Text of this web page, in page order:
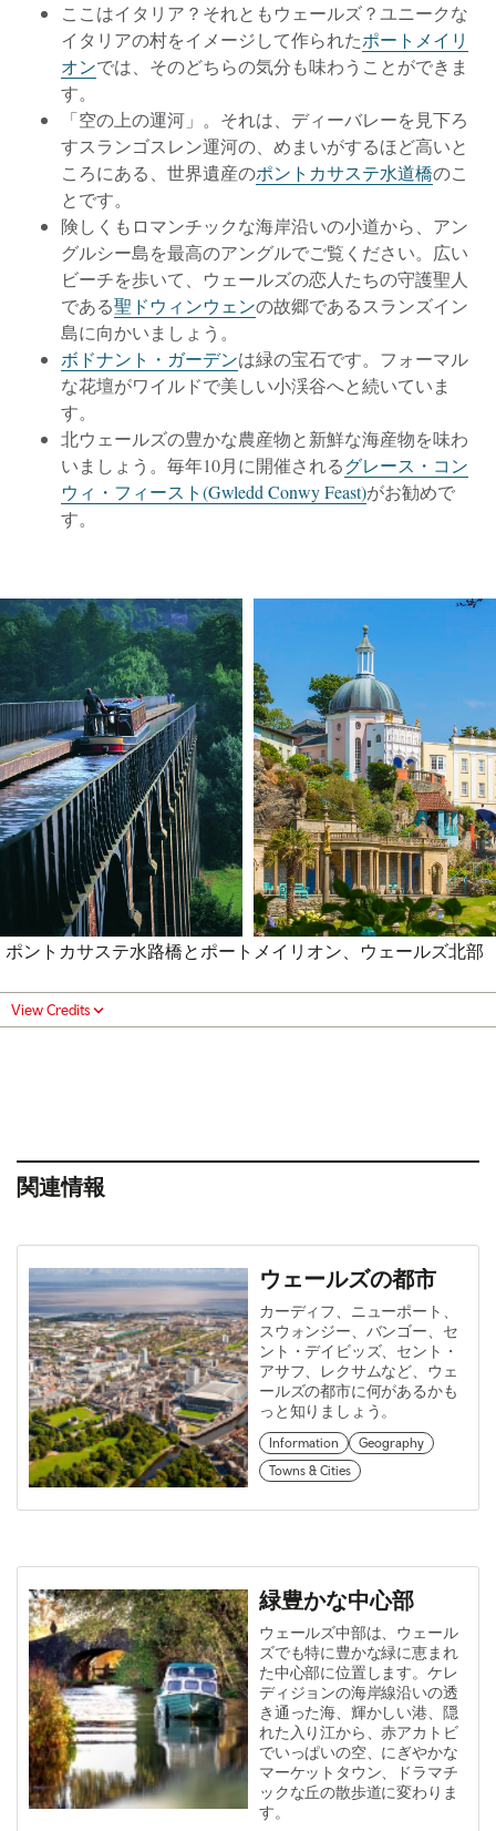
ここはイタリア？それともウェールズ？ユニークな
イタリアの村をイメージして作られたポートメイリ
オンでは、そのどちらの気分も味わうことができま
す。
「空の上の運河」。それは、ディーバレーを見下ろ
すスランゴスレン運河の、めまいがするほど高いと
ころにある、世界遺産のポントカサステ水道橋のこ
とです。
険しくもロマンチックな海岸沿いの小道から、アン
グルシー島を最高のアングルでご覧ください。広い
ビーチを歩いて、ウェールズの恋人たちの守護聖人
である聖ドウィンウェンの故郷であるスランズイン
島に向かいましょう。
ボドナント・ガーデンは緑の宝石です。フォーマル
な花壇がワイルドで美しい小渓谷へと続いていま
す。
北ウェールズの豊かな農産物と新鮮な海産物を味わ
いましょう。毎年10月に開催されるグレース・コン
ウィ・フィースト(Gwledd Conwy Feast)がお勧めで
す。
ポントカサステ水路橋とポートメイリオン、ウェールズ北部
View Credits
関連情報
ウェールズの都市
カーディフ、ニューポート、
スウォンジー、バンゴー、セ
ント・デイビッズ、セント・
アサフ、レクサムなど、ウェ
ールズの都市に何があるかも
っと知りましょう。
Information
Geography
Towns & Cities
緑豊かな中心部
ウェールズ中部は、ウェール
ズでも特に豊かな緑に恵まれ
た中心部に位置します。ケレ
ディジョンの海岸線沿いの透
き通った海、輝かしい港、隠
れた入り江から、赤アカトビ
でいっぱいの空、にぎやかな
マーケットタウン、ドラマチ
ックな丘の散歩道に変わりま
す。